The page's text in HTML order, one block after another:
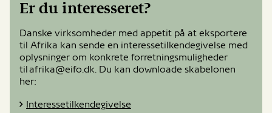
Er du interesseret?
Danske virksomheder med appetit på at eksportere
til Afrika kan sende en interessetilkendegivelse med
oplysninger om konkrete forretningsmuligheder
til afrika@eifo.dk. Du kan downloade skabelonen
her:
Interessetilkendegivelse